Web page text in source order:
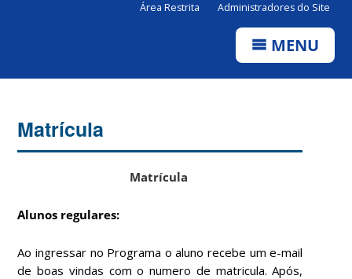
Área Restrita Administradores do Site
MENU
Matrícula
Matrícula
Alunos regulares:
Ao ingressar no Programa o aluno recebe um e-mail
de boas vindas com o numero de matricula. Após,